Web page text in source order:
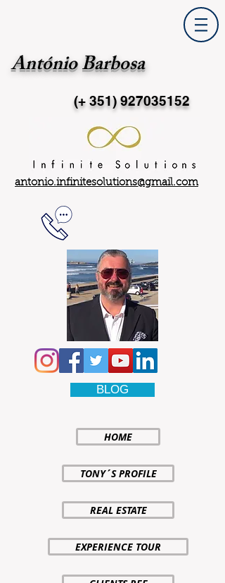
António Barbosa
(+ 351)927035152
antonio.infinitesolutions@gmail.com
BLOG
HOME
TONY´S PROFILE
REAL ESTATE
EXPERIENCE TOUR